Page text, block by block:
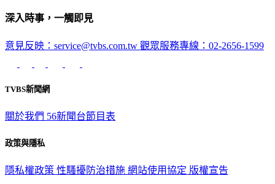
深入時事，一觸即見
意見反映：service@tvbs.com.tw 觀眾服務專線：02-2656-1599
TVBS新聞網
關於我們 56新聞台節目表
政策與隱私
隱私權政策 性騷擾防治措施 網站使用協定 版權宣告